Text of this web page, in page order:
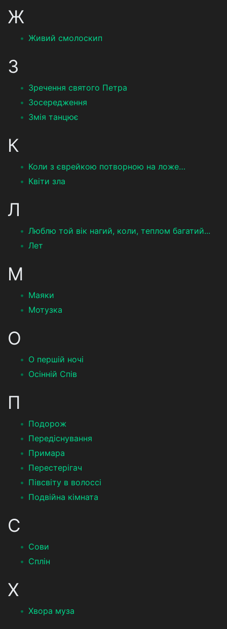
Ж
Живий смолоскип
З
Зречення святого Петра
Зосередження
Змія танцює
К
Коли з єврейкою потворною на ложе…
Квіти зла
Л
Люблю той вік нагий, коли, теплом багатий...
Лет
М
Маяки
Мотузка
О
О першій ночі
Осінній Спів
П
Подорож
Передіснування
Примара
Перестерігач
Півсвіту в волоссі
Подвійна кімната
С
Сови
Сплін
Х
Хвора муза